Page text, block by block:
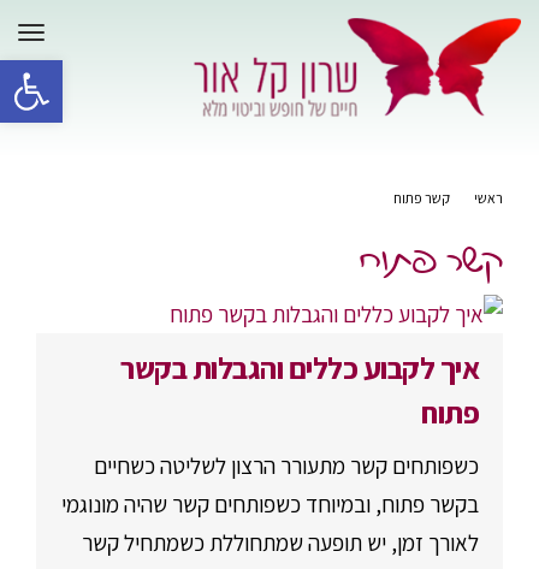
פתח
ראשי קשר פתוח
קשר פתוח
איך לקבוע כללים והגבלות בקשר
פתוח
כשפותחים קשר מתעורר הרצון לשליטה כשחיים
בקשר פתוח, ובמיוחד כשפותחים קשר שהיה מונוגמי
לאורך זמן, יש תופעה שמתחוללת כשמתחיל קשר